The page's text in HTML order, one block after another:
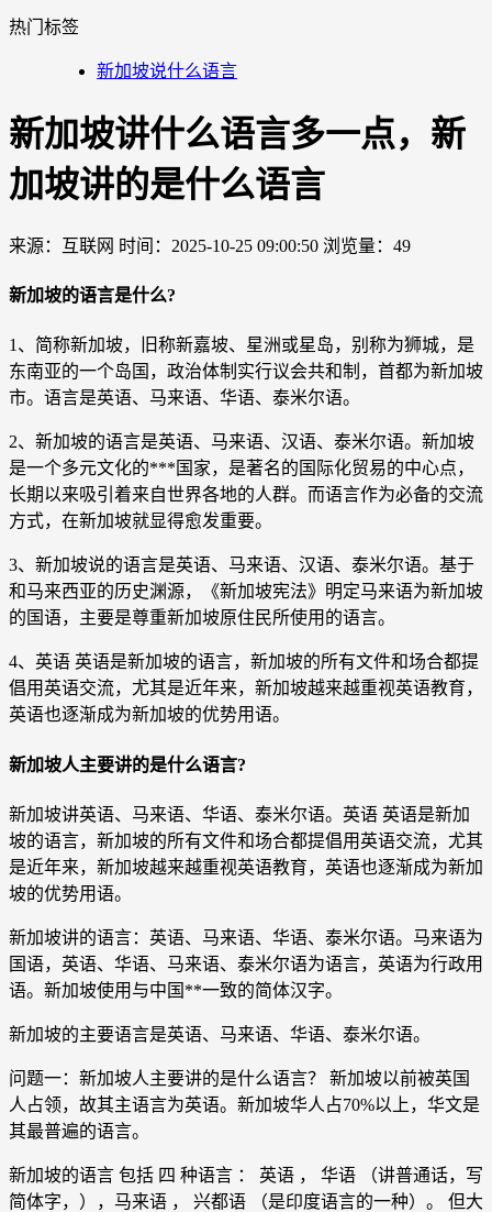
热门标签
新加坡说什么语言
新加坡讲什么语言多一点，新
加坡讲的是什么语言
来源：互联网 时间：2025-10-25 09:00:50 浏览量：49
新加坡的语言是什么?
1、简称新加坡，旧称新嘉坡、星洲或星岛，别称为狮城，是
东南亚的一个岛国，政治体制实行议会共和制，首都为新加坡
市。语言是英语、马来语、华语、泰米尔语。
2、新加坡的语言是英语、马来语、汉语、泰米尔语。新加坡
是一个多元文化的***国家，是著名的国际化贸易的中心点，
长期以来吸引着来自世界各地的人群。而语言作为必备的交流
方式，在新加坡就显得愈发重要。
3、新加坡说的语言是英语、马来语、汉语、泰米尔语。基于
和马来西亚的历史渊源，《新加坡宪法》明定马来语为新加坡
的国语，主要是尊重新加坡原住民所使用的语言。
4、英语 英语是新加坡的语言，新加坡的所有文件和场合都提
倡用英语交流，尤其是近年来，新加坡越来越重视英语教育，
英语也逐渐成为新加坡的优势用语。
新加坡人主要讲的是什么语言?
新加坡讲英语、马来语、华语、泰米尔语。英语 英语是新加
坡的语言，新加坡的所有文件和场合都提倡用英语交流，尤其
是近年来，新加坡越来越重视英语教育，英语也逐渐成为新加
坡的优势用语。
新加坡讲的语言：英语、马来语、华语、泰米尔语。马来语为
国语，英语、华语、马来语、泰米尔语为语言，英语为行政用
语。新加坡使用与中国**一致的简体汉字。
新加坡的主要语言是英语、马来语、华语、泰米尔语。
问题一：新加坡人主要讲的是什么语言？ 新加坡以前被英国
人占领，故其主语言为英语。新加坡华人占70%以上，华文是
其最普遍的语言。
新加坡的语言 包括 四 种语言 ： 英语 ， 华语 （讲普通话，写
简体字，），马来语 ， 兴都语 （是印度语言的一种）。 但大